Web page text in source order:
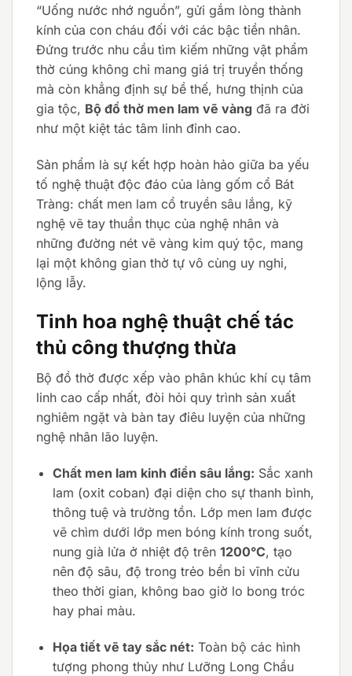
“Uống nước nhớ nguồn”, gửi gắm lòng thành
kính của con cháu đối với các bậc tiền nhân.
Đứng trước nhu cầu tìm kiếm những vật phẩm
thờ cúng không chỉ mang giá trị truyền thống
mà còn khẳng định sự bề thế, hưng thịnh của
gia tộc, Bộ đồ thờ men lam vẽ vàng đã ra đời
như một kiệt tác tâm linh đỉnh cao.
Sản phẩm là sự kết hợp hoàn hảo giữa ba yếu
tố nghệ thuật độc đáo của làng gốm cổ Bát
Tràng: chất men lam cổ truyền sâu lắng, kỹ
nghệ vẽ tay thuần thục của nghệ nhân và
những đường nét vẽ vàng kim quý tộc, mang
lại một không gian thờ tự vô cùng uy nghi,
lộng lẫy.
Tinh hoa nghệ thuật chế tác
thủ công thượng thừa
Bộ đồ thờ được xếp vào phân khúc khí cụ tâm
linh cao cấp nhất, đòi hỏi quy trình sản xuất
nghiêm ngặt và bàn tay điêu luyện của những
nghệ nhân lão luyện.
Chất men lam kinh điển sâu lắng: Sắc xanh
lam (oxit coban) đại diện cho sự thanh bình,
thông tuệ và trường tồn. Lớp men lam được
vẽ chìm dưới lớp men bóng kính trong suốt,
nung già lửa ở nhiệt độ trên 1200°C, tạo
nên độ sâu, độ trong trẻo bền bỉ vĩnh cửu
theo thời gian, không bao giờ lo bong tróc
hay phai màu.
Họa tiết vẽ tay sắc nét: Toàn bộ các hình
tượng phong thủy như Lưỡng Long Chầu